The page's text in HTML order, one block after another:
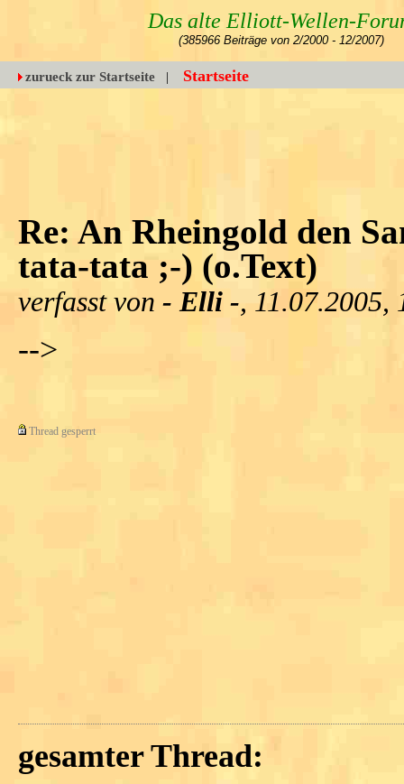
Das alte Elliott-Wellen-
(385966 Beiträge von 2/2000 - 12/2007)
zurueck zur Startseite | Startseite
Re: An Rheingold den
tata-tata ;-) (o.Text)
verfasst von - Elli -, 11.07.2005,
-->
Thread gesperrt
gesamter Thread: